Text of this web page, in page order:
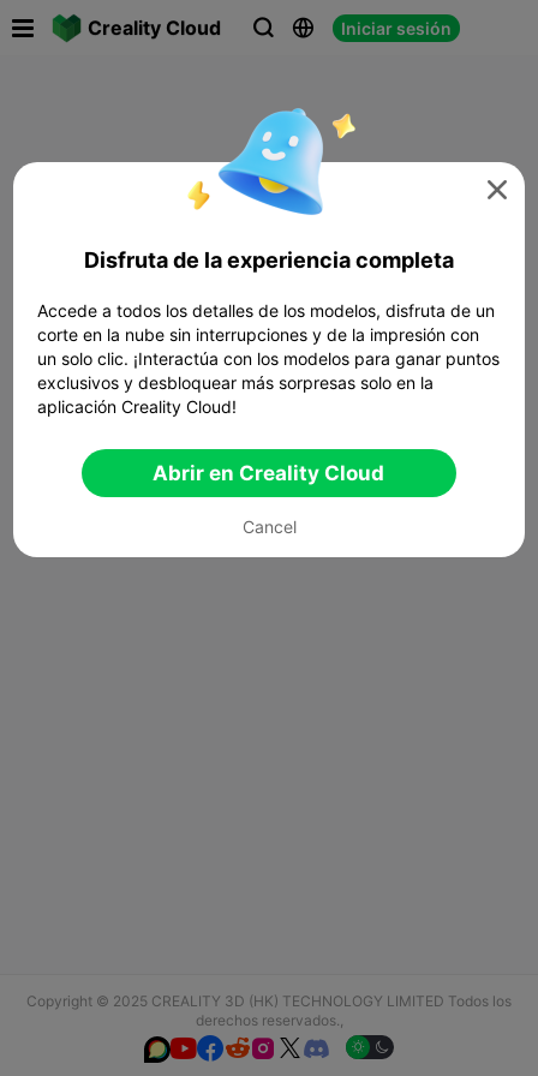
Creality Cloud   Iniciar sesión
Copyright © 2025 CREALITY 3D (HK) TECHNOLOGY LIMITED Todos los
derechos reservados.,
  

Disfruta de la experiencia completa
Accede a todos los detalles de los modelos, disfruta de un
corte en la nube sin interrupciones y de la impresión con
un solo clic. ¡Interactúa con los modelos para ganar puntos
exclusivos y desbloquear más sorpresas solo en la
aplicación Creality Cloud!
Abrir en Creality Cloud
Cancel